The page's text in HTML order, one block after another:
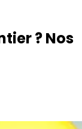
? Nos